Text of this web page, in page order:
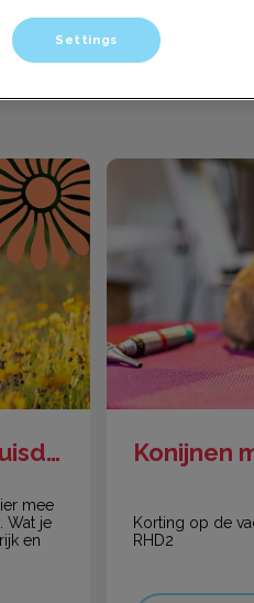
De zomerchecklist voor je huisdier
mee
Wat je
en
Konijnen maand
Konijnen
Korting op de
RHD2
Settings